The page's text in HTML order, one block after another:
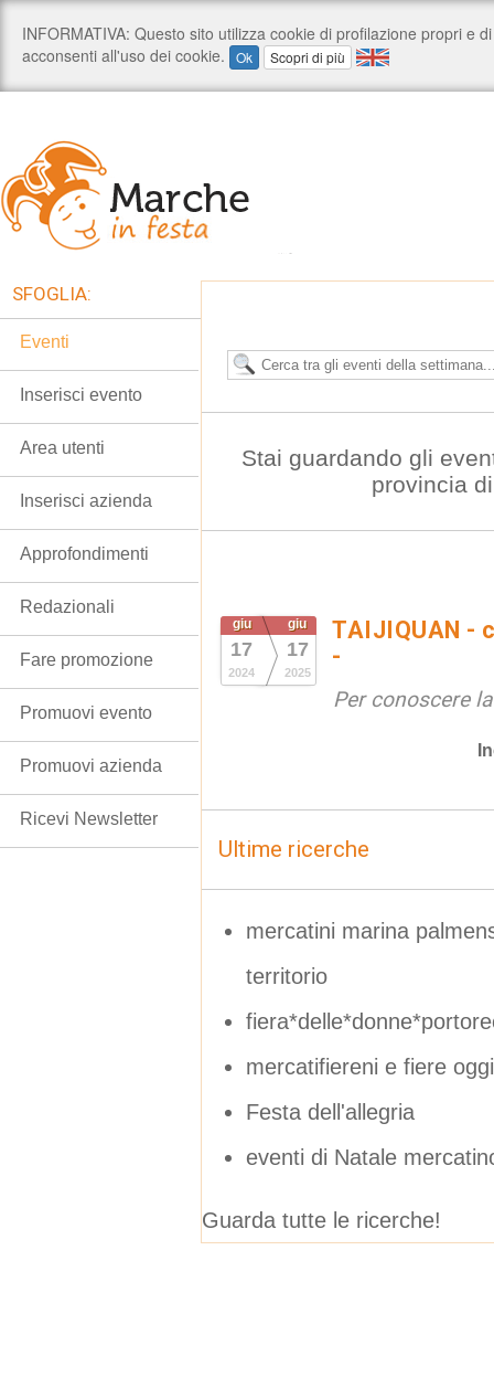
Stai guardando gli
provincia
giu
17
2024
giu
17
2025
TAIJIQUAN -
-
Per conoscere
Ultime ricerche
mercatini marina
territorio
mercatifiereni e fiere oggi
Festa dell'allegria
eventi di Natale
Guarda tutte le ricerche!
SFOGLIA:
Eventi
Inserisci evento
Area utenti
Inserisci azienda
Approfondimenti
Redazionali
Fare promozione
Promuovi evento
Promuovi azienda
Ricevi Newsletter